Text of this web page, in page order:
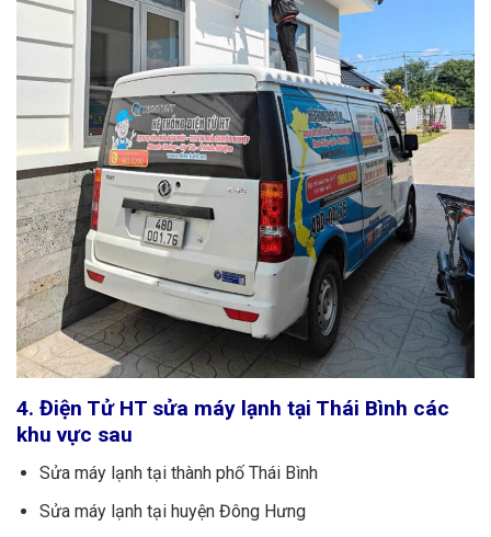
4. Điện Tử HT sửa máy lạnh tại Thái Bình các
khu vực sau
Sửa máy lạnh tại thành phố Thái Bình
Sửa máy lạnh tại huyện Đông Hưng